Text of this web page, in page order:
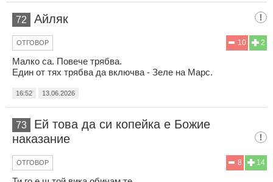
72 Айляк
2
10
ОТГОВОР
Малко са. Повече трябва.
Един от тях трябва да включва - Зеле на Марс.
16:52 13.06.2026
73
Ей това да си копейка е Божие
наказание
14
8
ОТГОВОР